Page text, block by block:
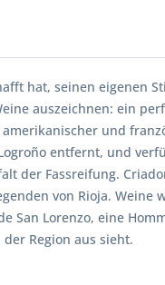
hat, seinen eigenen
auszeichnen: ein
und
entfernt, und
der Fassreifung.
von Rioja. Weine
Lorenzo, eine
Region aus sieht.